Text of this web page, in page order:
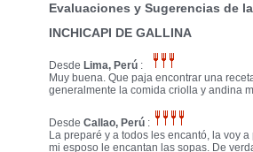
Evaluaciones y Sugerencias de
INCHICAPI DE GALLINA
Desde Lima, Perú :
Muy buena. Que paja encontrar una
generalmente la comida criolla y andina
DesdeCallao, Perú :
La preparé y a todos les encantó, la voy
mi esposo le encantan las sopas. De